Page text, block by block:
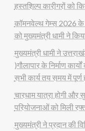
हस्तशिल्प कारीगरों को
कॉमनवेल्थ गेम्स 2026 के
को मुख्यमंत्री धामी ने
मुख्यमंत्री धामी ने
)गौलापार के निर्माण
सभी कार्य तय समय में पूर्ण
चारधाम यात्रा होगी
परियोजनाओं को मिली
मुख्यमंत्री ने प्रदान की